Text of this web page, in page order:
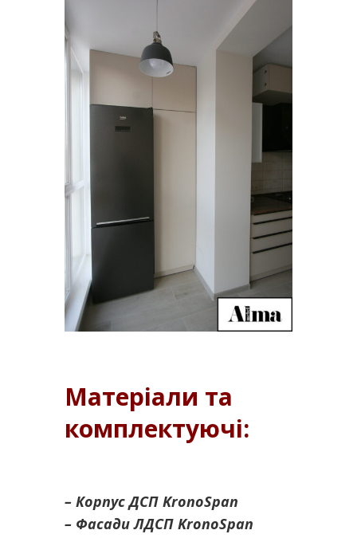
Матеріали та
комплектуючі:
– Корпус ДСП KronoSpan
– Фасади ЛДСП KronoSpan